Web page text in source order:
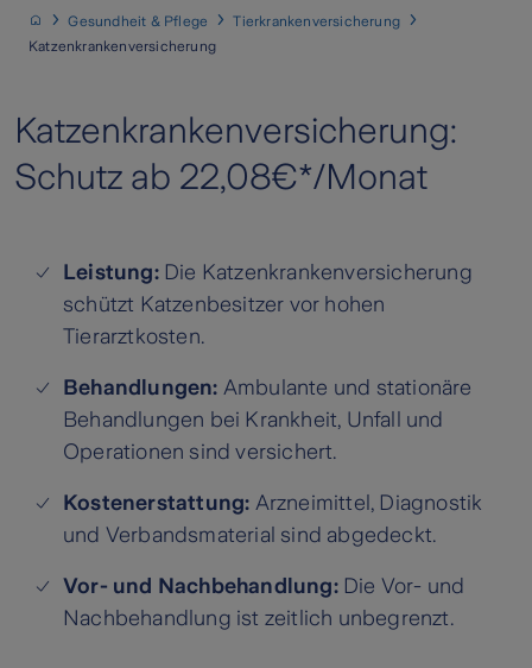
Gesundheit & Pflege
Tierkrankenversicherung
Katzenkrankenversicherung
Katzenkrankenversicherung:
Schutz ab 22,08€*/Monat
Leistung:Die Katzenkrankenversicherung
schützt Katzenbesitzer vor hohen
Tierarztkosten.
Behandlungen: Ambulante und stationäre
Behandlungen bei Krankheit, Unfall und
Operationen sind versichert.
Kostenerstattung: Arzneimittel, Diagnostik
und Verbandsmaterial sind abgedeckt.
Vor- und Nachbehandlung:Die Vor- und
Nachbehandlung ist zeitlich unbegrenzt.